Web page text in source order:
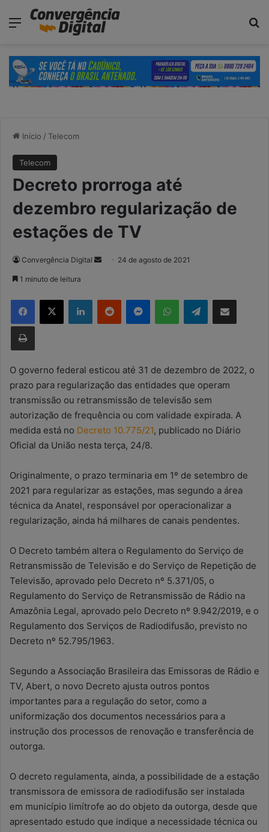
Menu
Início / Telecom
Telecom
Decreto prorroga até
dezembro regularização de
estações de TV
Convergência Digital
d
-
m
a
i
l
24 de agosto de 2021
1 minuto de leitura
Telegram
O governo federal esticou até 31 de dezembro de 2022, o
prazo para regularização das entidades que operam
transmissão ou retransmissão de televisão sem
autorização de frequência ou com validade expirada. A
medida está no Decreto 10.775/21, publicado no Diário
Oficial da União nesta terça, 24/8.
Originalmente, o prazo terminaria em 1º de setembro de
2021 para regularizar as estações, mas segundo a área
técnica da Anatel, responsável por operacionalizar a
regularização, ainda há milhares de canais pendentes.
O Decreto também altera o Regulamento do Serviço de
Retransmissão de Televisão e do Serviço de Repetição de
Televisão, aprovado pelo Decreto nº 5.371/05, o
Regulamento do Serviço de Retransmissão de Rádio na
Amazônia Legal, aprovado pelo Decreto nº 9.942/2019, e o
Regulamento dos Serviços de Radiodifusão, previsto no
Decreto nº 52.795/1963.
Segundo a Associação Brasileira das Emissoras de Rádio e
TV, Abert, o novo Decreto ajusta outros pontos
importantes para a regulação do setor, como a
uniformização dos documentos necessários para a
instrução dos processos de renovação e transferência de
outorga.
O decreto regulamenta, ainda, a possibilidade de a estação
transmissora de emissora de radiodifusão ser instalada
em município limítrofe ao do objeto da outorga, desde que
apresentado estudo que indique a necessidade técnica ou